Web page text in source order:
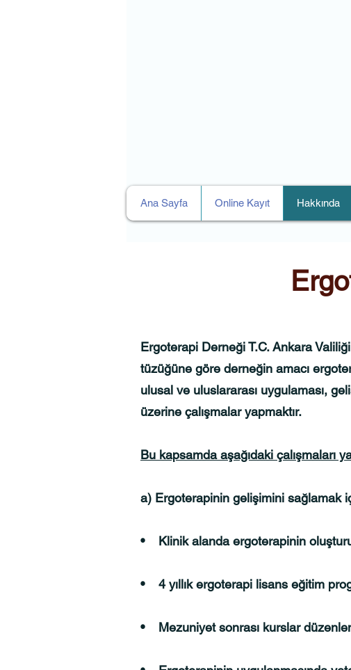
Ana Sayfa Online Kayıt Hakkında
Ergoterapi Derneği T.C. Ankara
tüzüğüne göre derneğin amacı
ulusal ve uluslararası uygulaması,
üzerine çalışmalar yapmaktır.
Bu kapsamda aşağıdaki çalışmaları
a) Ergoterapinin gelişimini sağlamak
• Klinik alanda ergoterapinin
• 4 yıllık ergoterapi lisans eğitim
• Mezuniyet sonrası kurslar